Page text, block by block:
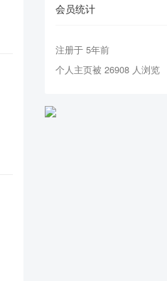
会员统计
注册于 5年前
个人主页被 26908 人浏览